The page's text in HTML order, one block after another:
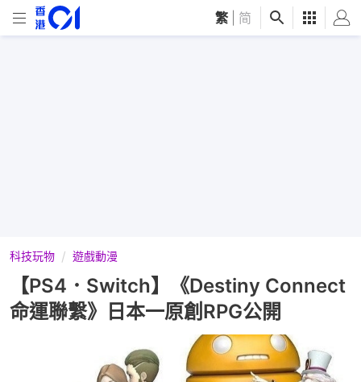
繁 简
科技玩物 遊戲動漫
【PS4．Switch】《Destiny Connect
命運聯繫》日本一原創RPG公開